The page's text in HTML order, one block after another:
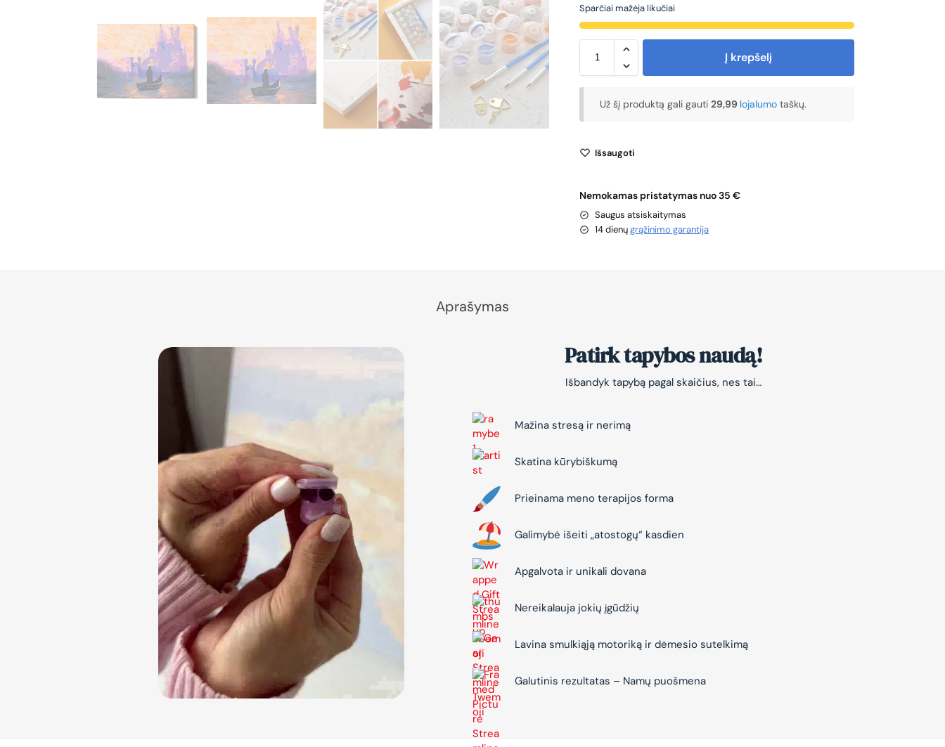
Sparčiai mažėja likučiai
Į krepšelį
Už šį produktą gali gauti 29,99 lojalumo taškų.
Išsaugoti
Nemokamas pristatymas nuo 35 €
Saugus atsiskaitymas
14 dienųgrąžinimo garantija
Aprašymas
Patirk tapybos naudą!
Išbandyk tapybą pagal skaičius, nes tai…
Mažina stresą ir nerimą
Skatina kūrybiškumą
Prieinama meno terapijos forma
Galimybė išeiti „atostogų“ kasdien
Apgalvota ir unikali dovana
Nereikalauja jokių įgūdžių
Lavina smulkiąją motoriką ir dėmesio sutelkimą
Galutinis rezultatas – Namų puošmena